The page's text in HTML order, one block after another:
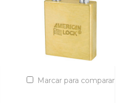
Marcar para comparar